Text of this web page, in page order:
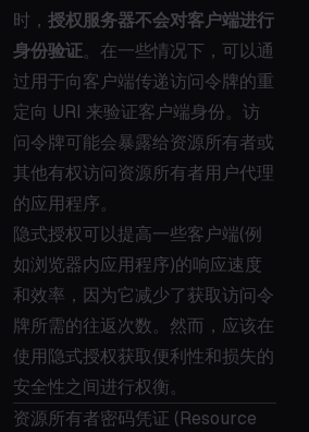
时， 授权服务器不会对客户端进行
身份验证。在一些情况下，可以通
过用于向客户端传递访问令牌的重
定向 URI 来验证客户端身份。访
问令牌可能会暴露给资源所有者或
其他有权访问资源所有者用户代理
的应用程序。
隐式授权可以提高一些客户端(例
如浏览器内应用程序)的响应速度
和效率，因为它减少了获取访问令
牌所需的往返次数。然而，应该在
使用隐式授权获取便利性和损失的
安全性之间进行权衡。
资源所有者密码凭证 (Resource